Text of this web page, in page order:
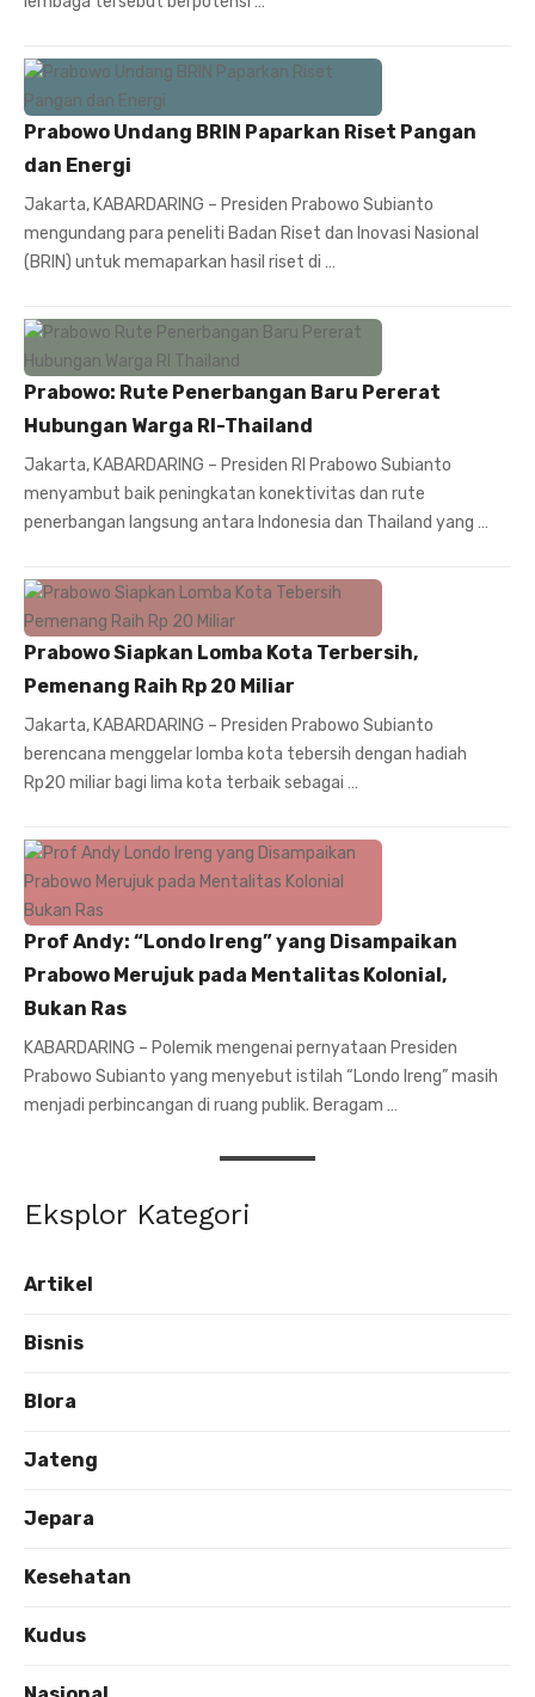
Prabowo Undang BRIN Paparkan Riset Pangan
dan Energi
Jakarta, KABARDARING – Presiden Prabowo Subianto
mengundang para peneliti Badan Riset dan Inovasi Nasional
(BRIN) untuk memaparkan hasil riset di …
Prabowo: Rute Penerbangan Baru Pererat
Hubungan Warga RI-Thailand
Jakarta, KABARDARING – Presiden RI Prabowo Subianto
menyambut baik peningkatan konektivitas dan rute
penerbangan langsung antara Indonesia dan Thailand yang …
Prabowo Siapkan Lomba Kota Terbersih,
Pemenang Raih Rp 20 Miliar
Jakarta, KABARDARING – Presiden Prabowo Subianto
berencana menggelar lomba kota tebersih dengan hadiah
Rp20 miliar bagi lima kota terbaik sebagai …
Prof Andy: “Londo Ireng” yang Disampaikan
Prabowo Merujuk pada Mentalitas Kolonial,
Bukan Ras
KABARDARING – Polemik mengenai pernyataan Presiden
Prabowo Subianto yang menyebut istilah “Londo Ireng” masih
menjadi perbincangan di ruang publik. Beragam …
Eksplor Kategori
Artikel
Bisnis
Blora
Jateng
Jepara
Kesehatan
Kudus